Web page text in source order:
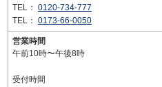
TEL： 0120-734-777
TEL： 0173-66-0050
営業時間
午前10時〜午後8時
受付時間